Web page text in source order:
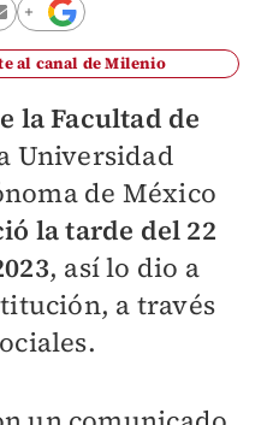
al canal de Milenio
la Facultad de
Universidad
de México
la tarde del 22
, así lo dio a
a través